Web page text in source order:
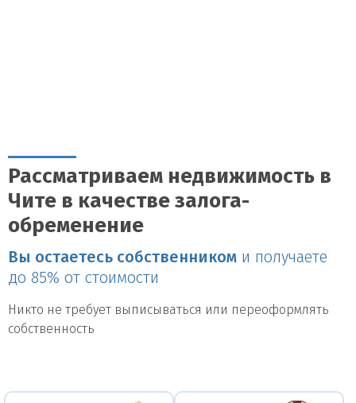
Рассматриваем недвижимость в
Чите в качестве залога-
обременение
Вы остаетесь собственником и получаете
до 85% от стоимости
Никто не требует выписываться или переоформлять
собственность